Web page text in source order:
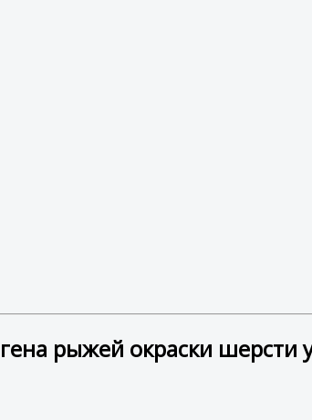
рыжей окраски